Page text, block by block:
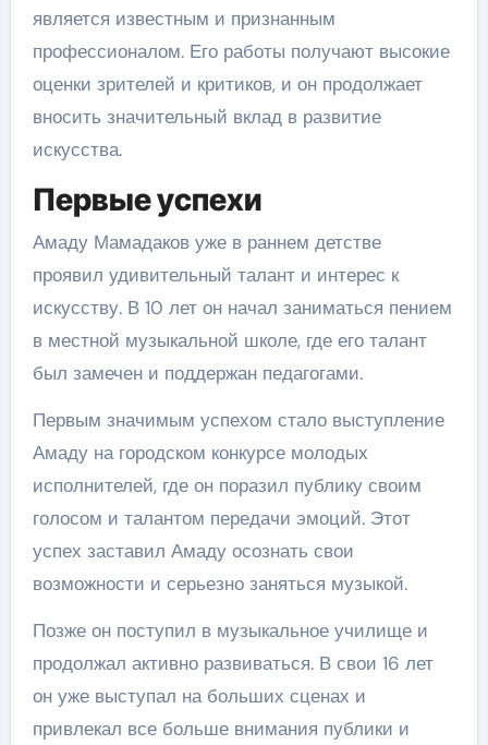
является известным и признанным
профессионалом. Его работы получают высокие
оценки зрителей и критиков, и он продолжает
вносить значительный вклад в развитие
искусства.
Первые успехи
Амаду Мамадаков уже в раннем детстве
проявил удивительный талант и интерес к
искусству. В 10 лет он начал заниматься пением
в местной музыкальной школе, где его талант
был замечен и поддержан педагогами.
Первым значимым успехом стало выступление
Амаду на городском конкурсе молодых
исполнителей, где он поразил публику своим
голосом и талантом передачи эмоций. Этот
успех заставил Амаду осознать свои
возможности и серьезно заняться музыкой.
Позже он поступил в музыкальное училище и
продолжал активно развиваться. В свои 16 лет
он уже выступал на больших сценах и
привлекал все больше внимания публики и